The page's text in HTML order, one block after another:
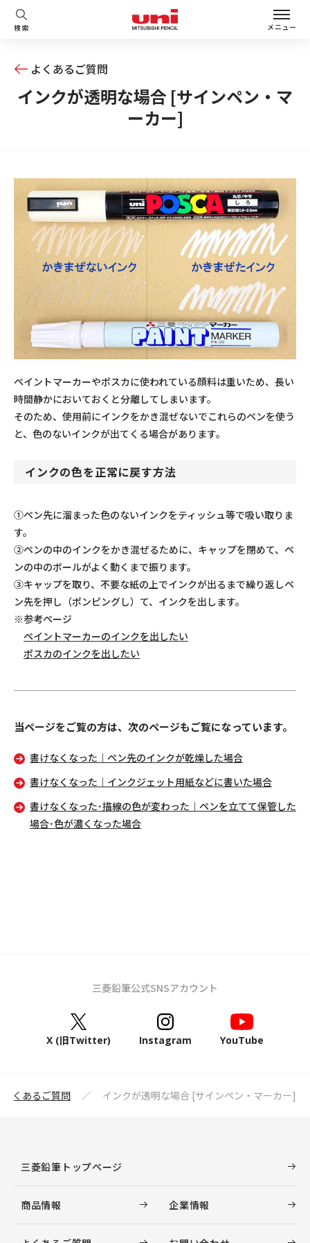
検索 メニュー
よくあるご質問
インクが透明な場合 [サインペン・マ
ーカー]
ペイントマーカーやポスカに使われている顔料は重いため、長い
時間静かにおいておくと分離してしまいます。
そのため、使用前にインクをかき混ぜないでこれらのペンを使う
と、色のないインクが出てくる場合があります。
インクの色を正常に戻す方法
①ペン先に溜まった色のないインクをティッシュ等で吸い取りま
す。
②ペンの中のインクをかき混ぜるために、キャップを閉めて、ペ
ンの中のボールがよく動くまで振ります。
③キャップを取り、不要な紙の上でインクが出るまで繰り返しペ
ン先を押し（ポンピングし）て、インクを出します。
※参考ページ
ペイントマーカーのインクを出したい
ポスカのインクを出したい
当ページをご覧の方は、次のページもご覧になっています。
書けなくなった｜ペン先のインクが乾燥した場合
書けなくなった｜インクジェット用紙などに書いた場合
書けなくなった･描線の色が変わった｜ペンを立てて保管した
場合･色が濃くなった場合
三菱鉛筆公式SNSアカウント
X (旧Twitter) Instagram YouTube
よくあるご質問 インクが透明な場合 [サインペン・マーカー]
三菱鉛筆トップページ
商品情報 企業情報